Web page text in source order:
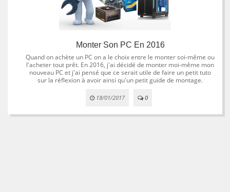
Monter Son PC En 2016
Quand on achète un PC on a le choix entre le monter soi-même ou
l'acheter tout prêt. En 2016, j'ai décidé de monter moi-même mon
nouveau PC et j'ai pensé que ce serait utile de faire un petit tuto
sur la réflexion à avoir ainsi qu'un petit guide de montage.
18/01/2017 0